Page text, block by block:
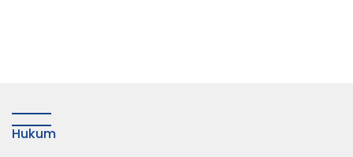
Hukum